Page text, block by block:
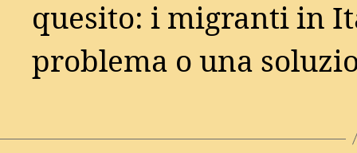
quesito: i migranti in
problema o una